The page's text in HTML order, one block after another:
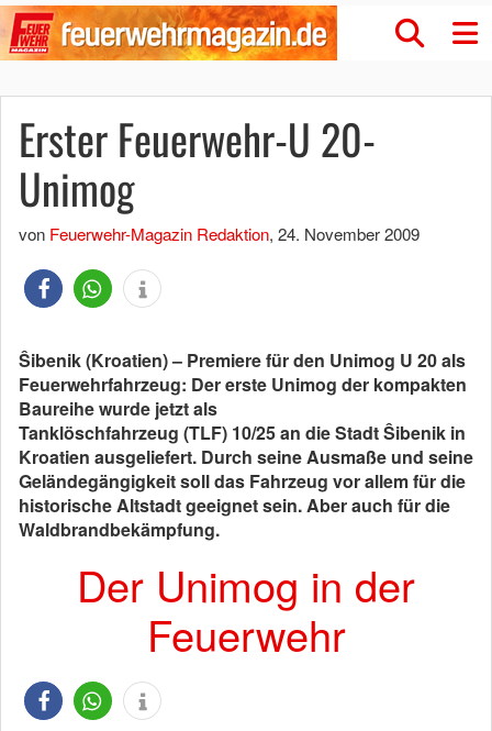
Erster Feuerwehr-U 20-
Unimog
von Feuerwehr-Magazin Redaktion, 24. November 2009
Ŝibenik (Kroatien) – Premiere für den Unimog U 20 als
Feuerwehrfahrzeug: Der erste Unimog der kompakten
Baureihe wurde jetzt als
Tanklöschfahrzeug (TLF) 10/25 an die Stadt Ŝibenik in
Kroatien ausgeliefert. Durch seine Ausmaße und seine
Geländegängigkeit soll das Fahrzeug vor allem für die
historische Altstadt geeignet sein. Aber auch für die
Waldbrandbekämpfung.
Der Unimog in der
Feuerwehr